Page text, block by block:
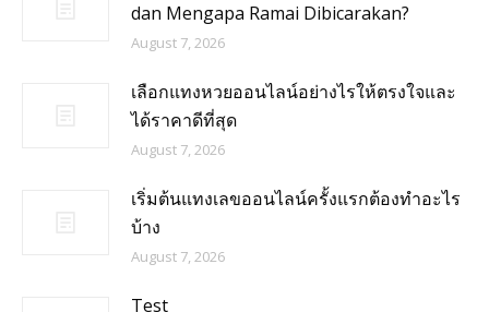
dan Mengapa Ramai Dibicarakan?
August 7, 2026
เลือกแทงหวยออนไลน์อย่างไรให้ตรงใจและ
ได้ราคาดีที่สุด
August 7, 2026
เริ่มต้นแทงเลขออนไลน์ครั้งแรกต้องทำอะไร
บ้าง
August 7, 2026
Test